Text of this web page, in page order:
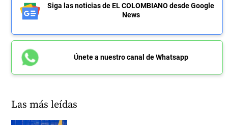
Siga las noticias de EL COLOMBIANO desde Google
News
Únete a nuestro canal de Whatsapp
Las más leídas